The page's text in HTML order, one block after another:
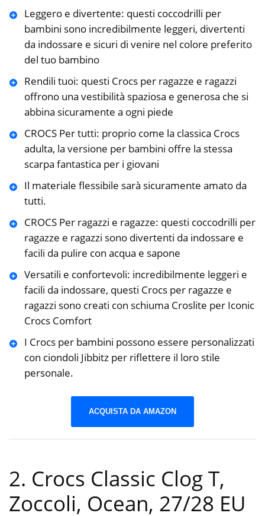
Leggero e divertente: questi coccodrilli per
bambini sono incredibilmente leggeri, divertenti
da indossare e sicuri di venire nel colore preferito
del tuo bambino
Rendili tuoi: questi Crocs per ragazze e ragazzi
offrono una vestibilità spaziosa e generosa che si
abbina sicuramente a ogni piede
CROCS Per tutti: proprio come la classica Crocs
adulta, la versione per bambini offre la stessa
scarpa fantastica per i giovani
Il materiale flessibile sarà sicuramente amato da
tutti.
CROCS Per ragazzi e ragazze: questi coccodrilli per
ragazze e ragazzi sono divertenti da indossare e
facili da pulire con acqua e sapone
Versatili e confortevoli: incredibilmente leggeri e
facili da indossare, questi Crocs per ragazze e
ragazzi sono creati con schiuma Croslite per Iconic
Crocs Comfort
I Crocs per bambini possono essere personalizzati
con ciondoli Jibbitz per riflettere il loro stile
personale.
ACQUISTA DA AMAZON
2. Crocs Classic Clog T,
Zoccoli, Ocean, 27/28 EU